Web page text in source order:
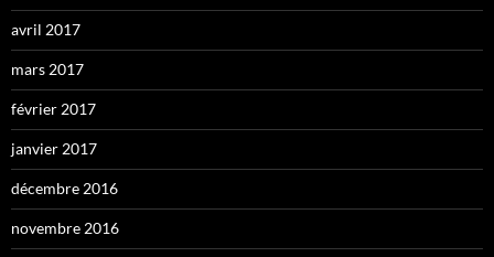
avril 2017
mars 2017
février 2017
janvier 2017
décembre 2016
novembre 2016